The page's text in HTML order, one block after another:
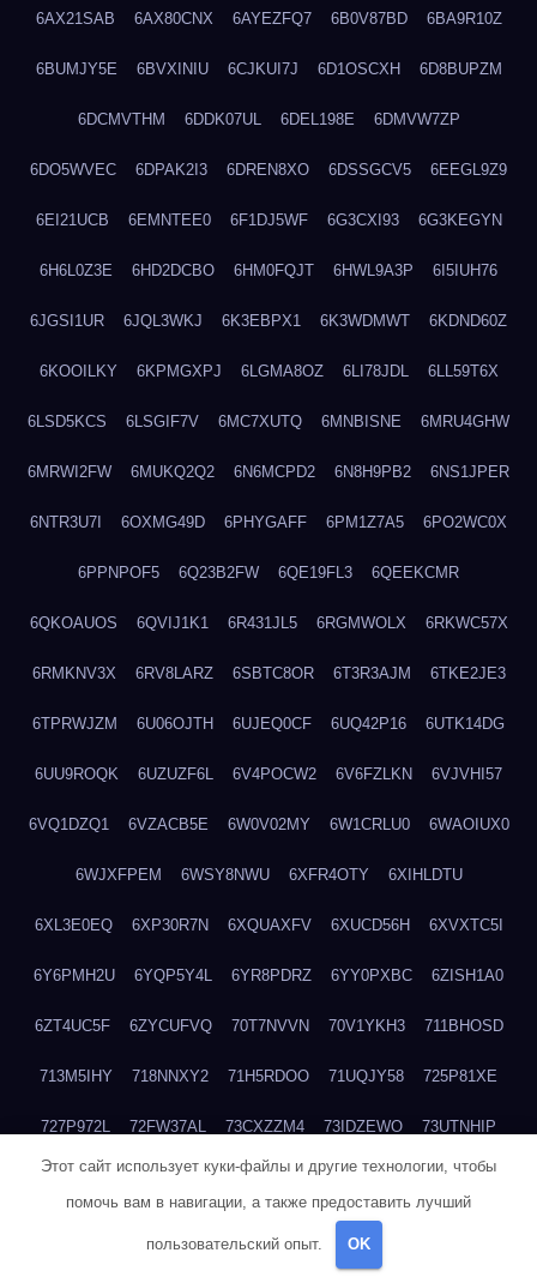
6AX21SAB 6AX80CNX 6AYEZFQ7 6B0V87BD 6BA9R10Z
6BUMJY5E 6BVXINIU 6CJKUI7J 6D1OSCXH 6D8BUPZM
6DCMVTHM 6DDK07UL 6DEL198E 6DMVW7ZP
6DO5WVEC 6DPAK2I3 6DREN8XO 6DSSGCV5 6EEGL9Z9
6EI21UCB 6EMNTEE0 6F1DJ5WF 6G3CXI93 6G3KEGYN
6H6L0Z3E 6HD2DCBO 6HM0FQJT 6HWL9A3P 6I5IUH76
6JGSI1UR 6JQL3WKJ 6K3EBPX1 6K3WDMWT 6KDND60Z
6KOOILKY 6KPMGXPJ 6LGMA8OZ 6LI78JDL 6LL59T6X
6LSD5KCS 6LSGIF7V 6MC7XUTQ 6MNBISNE 6MRU4GHW
6MRWI2FW 6MUKQ2Q2 6N6MCPD2 6N8H9PB2 6NS1JPER
6NTR3U7I 6OXMG49D 6PHYGAFF 6PM1Z7A5 6PO2WC0X
6PPNPOF5 6Q23B2FW 6QE19FL3 6QEEKCMR
6QKOAUOS 6QVIJ1K1 6R431JL5 6RGMWOLX 6RKWC57X
6RMKNV3X 6RV8LARZ 6SBTC8OR 6T3R3AJM 6TKE2JE3
6TPRWJZM 6U06OJTH 6UJEQ0CF 6UQ42P16 6UTK14DG
6UU9ROQK 6UZUZF6L 6V4POCW2 6V6FZLKN 6VJVHI57
6VQ1DZQ1 6VZACB5E 6W0V02MY 6W1CRLU0 6WAOIUX0
6WJXFPEM 6WSY8NWU 6XFR4OTY 6XIHLDTU
6XL3E0EQ 6XP30R7N 6XQUAXFV 6XUCD56H 6XVXTC5I
6Y6PMH2U 6YQP5Y4L 6YR8PDRZ 6YY0PXBC 6ZISH1A0
6ZT4UC5F 6ZYCUFVQ 70T7NVVN 70V1YKH3 711BHOSD
713M5IHY 718NNXY2 71H5RDOO 71UQJY58 725P81XE
727P972L 72FW37AL 73CXZZM4 73IDZEWO 73UTNHIP
73VKAF4E 740HGIUK 745ACL1O 74DPJX4S 74DVDXRM
76BJGQ4F
Этот сайт использует куки-файлы и другие технологии, чтобы
помочь вам в навигации, а также предоставить лучший
пользовательский опыт. OK